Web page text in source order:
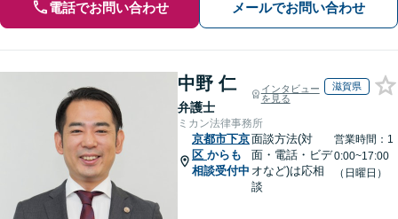
電話でお問い合わせ メールでお問い合わせ
中野 仁
弁護士
インタビュー
を見る
滋賀県
ミカン法律事務所
京都市下京
区 からも
相談受付中
面談方法(対
面・電話・ビデ
オなど)は応相
談
営業時間：1
0:00~17:00
（日曜日）